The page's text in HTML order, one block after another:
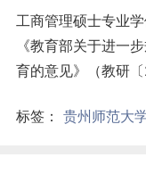
工商管理硕士专业
《教育部关于进一
育的意见》（教研
标签： 贵州师范大